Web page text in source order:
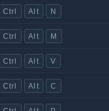
Ctrl Alt N
Ctrl Alt M
Ctrl Alt V
Ctrl Alt C